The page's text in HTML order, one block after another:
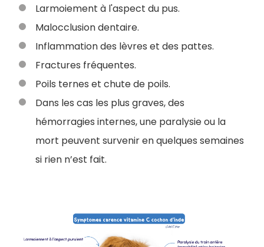
Larmoiement à l'aspect du pus.
Malocclusion dentaire.
Inflammation des lèvres et des pattes.
Fractures fréquentes.
Poils ternes et chute de poils.
Dans les cas les plus graves, des
hémorragies internes, une paralysie ou la
mort peuvent survenir en quelques semaines
si rien n’est fait.